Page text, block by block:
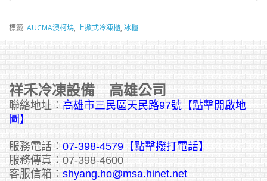
標籤: AUCMA澳柯瑪, 上掀式冷凍櫃, 冰櫃
祥禾冷凍設備 高雄公司
聯絡地址： 高雄市三民區天民路97號【點擊開啟地
圖】
服務電話： 07-398-4579【點擊撥打電話】
服務傳真：07-398-4600
客服信箱： shyang.ho@msa.hinet.net